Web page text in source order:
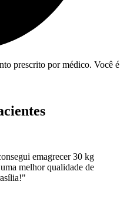
prescrito por médico. Você é
emagrecer 30 kg
melhor qualidade de